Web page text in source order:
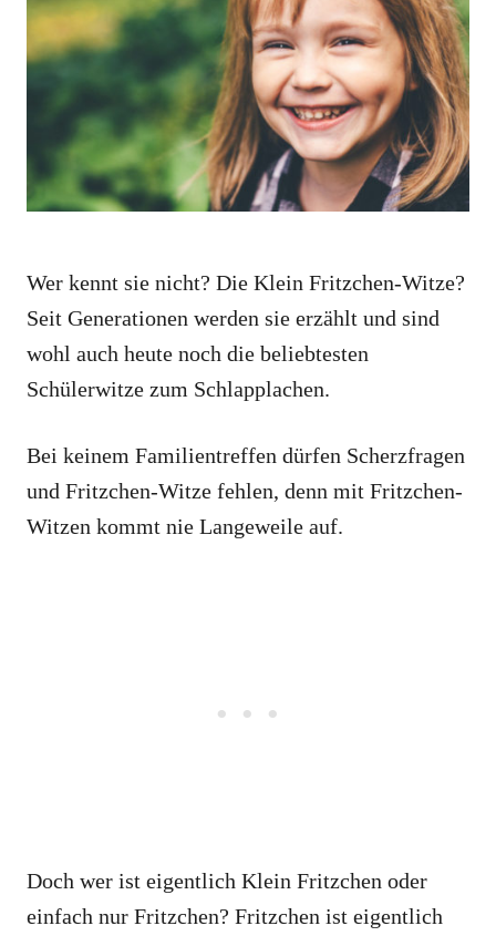
oo
i
Wer kennt sie nicht? Die Klein Fritzchen-Witze?
Seit Generationen werden sie erzählt und sind
wohl auch heute noch die beliebtesten
Schülerwitze zum Schlapplachen.
Bei keinem Familientreffen dürfen Scherzfragen
und Fritzchen-Witze fehlen, denn mit Fritzchen-
Witzen kommt nie Langeweile auf.
Doch wer ist eigentlich Klein Fritzchen oder
einfach nur Fritzchen? Fritzchen ist eigentlich